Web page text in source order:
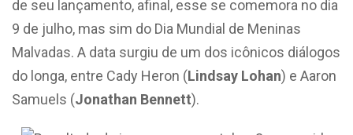
de seu lançamento, afinal, esse se comemora no dia
9 de julho, mas sim do Dia Mundial de Meninas
Malvadas. A data surgiu de um dos icônicos diálogos
do longa, entre Cady Heron (Lindsay Lohan) e Aaron
Samuels (Jonathan Bennett).